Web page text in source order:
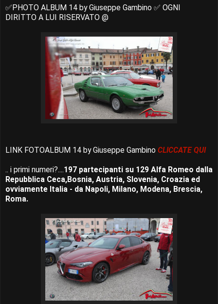
✅PHOTO ALBUM 14 by Giuseppe Gambino ✅ OGNI
DIRITTO A LUI RISERVATO @
LINK FOTOALBUM 14 by Giuseppe Gambino CLICCATE QUI
.. i primi numeri?....197 partecipanti su 129 Alfa Romeo dalla
Repubblica Ceca,Bosnia, Austria, Slovenia, Croazia ed
ovviamente Italia - da Napoli, Milano, Modena, Brescia,
Roma.